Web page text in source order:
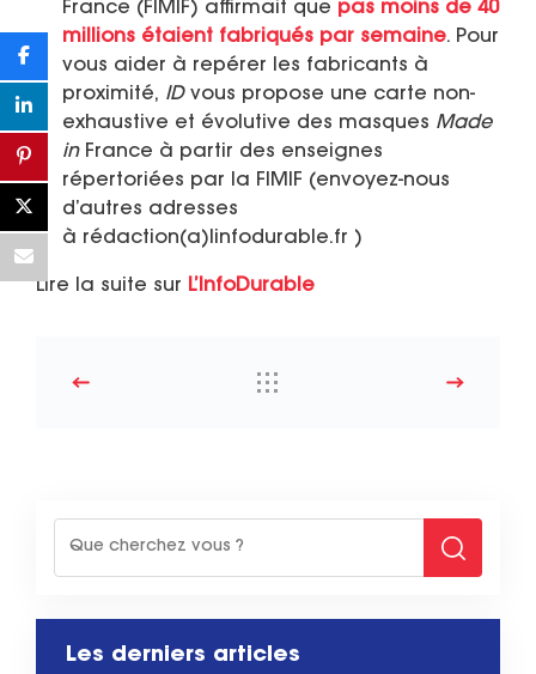
France (FIMIF) affirmait que pas moins de 40
millions étaient fabriqués par semaine. Pour
vous aider à repérer les fabricants à
proximité, IDvous propose une carte non-
exhaustive et évolutive des masques Made
in France à partir des enseignes
répertoriées par la FIMIF (envoyez-nous
d’autres adresses
à rédaction(a)linfodurable.fr )
Lire la suite sur L’InfoDurable
Les derniers articles